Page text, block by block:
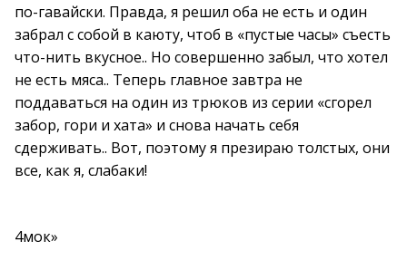
по-гавайски. Правда, я решил оба не есть и один
забрал с собой в каюту, чтоб в «пустые часы» съесть
что-нить вкусное.. Но совершенно забыл, что хотел
не есть мяса.. Теперь главное завтра не
поддаваться на один из трюков из серии «сгорел
забор, гори и хата» и снова начать себя
сдерживать.. Вот, поэтому я презираю толстых, они
все, как я, слабаки!
4мок»